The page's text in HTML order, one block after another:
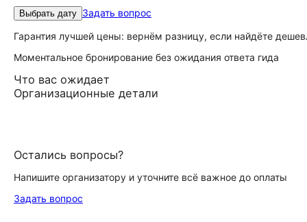
Выбрать дату Задать вопрос
Гарантия лучшей цены: вернём разницу, если найдёте
Моментальное бронирование без ожидания ответа гида
Что вас ожидает
Организационные детали
Остались вопросы?
Напишите организатору и уточните всё важное до оплаты
Задать вопрос